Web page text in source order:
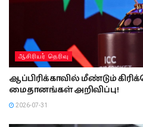
ஆசிரியர் தெரிவு
ஆப்பிரிக்காவில் மீண்டும்
மைதானங்கள் அறிவிப்பு!
2026-07-31